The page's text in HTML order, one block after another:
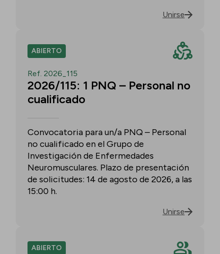
Unirse
ABIERTO
Ref. 2026_115
2026/115: 1 PNQ – Personal no
cualificado
Convocatoria para un/a PNQ – Personal
no cualificado en el Grupo de
Investigación de Enfermedades
Neuromusculares. Plazo de presentación
de solicitudes: 14 de agosto de 2026, a las
15:00 h.
Unirse
ABIERTO